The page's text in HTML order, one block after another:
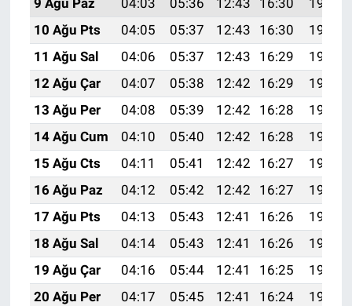
9 Ağu Paz
04:03 05:36 12:43 16:30
19:40
10 Ağu Pts
04:05 05:37 12:43 16:30
19:39
11 Ağu Sal
04:06 05:37 12:43 16:29
19:38
12 Ağu Çar
04:07 05:38 12:42 16:29
19:37
13 Ağu Per
04:08 05:39 12:42 16:28
19:35
14 Ağu Cum
04:10 05:40 12:42 16:28
19:34
15 Ağu Cts
04:11 05:41 12:42 16:27
19:33
16 Ağu Paz
04:12 05:42 12:42 16:27
19:32
17 Ağu Pts
04:13 05:43 12:41 16:26
19:30
18 Ağu Sal
04:14 05:43 12:41 16:26
19:29
19 Ağu Çar
04:16 05:44 12:41 16:25
19:28
20 Ağu Per
04:17 05:45 12:41 16:24
19:27